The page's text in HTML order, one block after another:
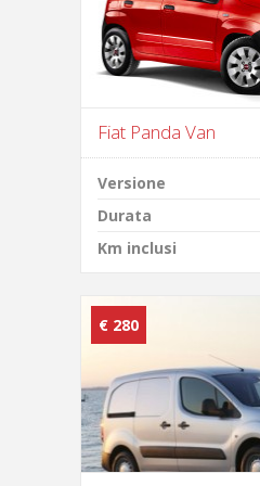
Fiat Panda Van
Versione
Durata
Km inclusi
€ 280